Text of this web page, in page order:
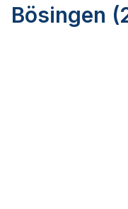
Bösingen